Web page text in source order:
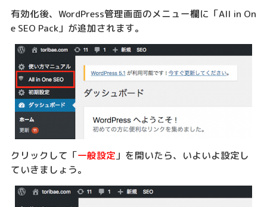
有効化後、WordPress管理画面のメニュー欄に「All in On
e SEO Pack」が追加されます。
クリックして「一般設定 」を開いたら、いよいよ設定し
ていきましょう。